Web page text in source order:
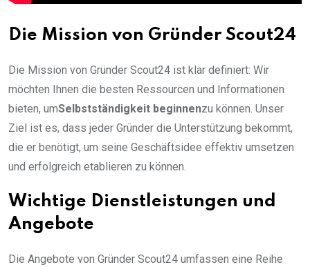
Die Mission von Gründer Scout24
Die Mission von Gründer Scout24 ist klar definiert: Wir
möchten Ihnen die besten Ressourcen und Informationen
bieten, umSelbstständigkeit beginnenzu können. Unser
Ziel ist es, dass jeder Gründer die Unterstützung bekommt,
die er benötigt, um seine Geschäftsidee effektiv umsetzen
und erfolgreich etablieren zu können.
Wichtige Dienstleistungen und
Angebote
Die Angebote von Gründer Scout24 umfassen eine Reihe